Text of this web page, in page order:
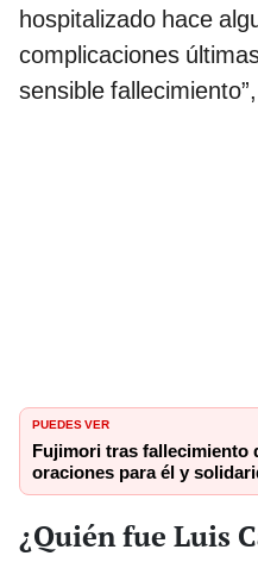
hospitalizado hace
complicaciones
sensible
PUEDES VER
Fujimori tras fallecimiento
oraciones para él y
¿Quién fue Luis